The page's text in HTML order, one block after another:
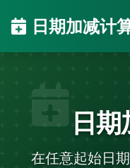
日期加减计
日
在任意起始日